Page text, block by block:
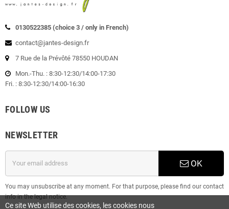
0130522385 (choice 3 / only in French)
contact@jantes-design.fr
7 Rue de la Prévôté 78550 HOUDAN
Mon.-Thu. : 8:30-12:30/14:00-17:30
Fri. : 8:30-12:30/14:00-16:30
FOLLOW US
NEWSLETTER
OK
You may unsubscribe at any moment. For that purpose, please find our contact
info in the legal notice.
Ce site Web utilise des cookies, les cookies nous